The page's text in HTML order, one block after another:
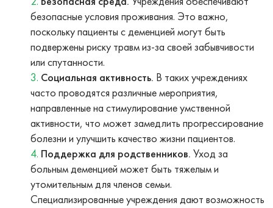
безопасные условия проживания. Это важно,
поскольку пациенты с деменцией могут быть
подвержены риску травм из-за своей забывчивости
или спутанности.
Социальная активность. В таких учреждениях
часто проводятся различные мероприятия,
направленные на стимулирование умственной
активности, что может замедлить прогрессирование
болезни и улучшить качество жизни пациентов.
Поддержка для родственников. Уход за
больным деменцией может быть тяжелым и
утомительным для членов семьи.
Специализированные учреждения дают возможность